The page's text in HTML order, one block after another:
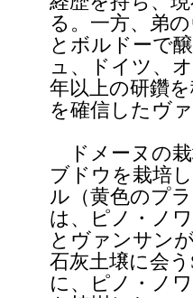
る。一方、弟
とボルドーで
ュ、ドイツ、
年以上の研鑽
を確信したヴ
ドメーヌの栽
ブドウを栽培
ル（黄色のプ
は、ピノ・ノ
とヴァンサン
石灰土壌に会
に、ピノ・ノ